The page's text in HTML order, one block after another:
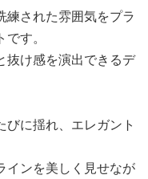
練された雰囲気をプラ
す。
抜け感を演出できるデ
に揺れ、エレガント
インを美しく見せなが